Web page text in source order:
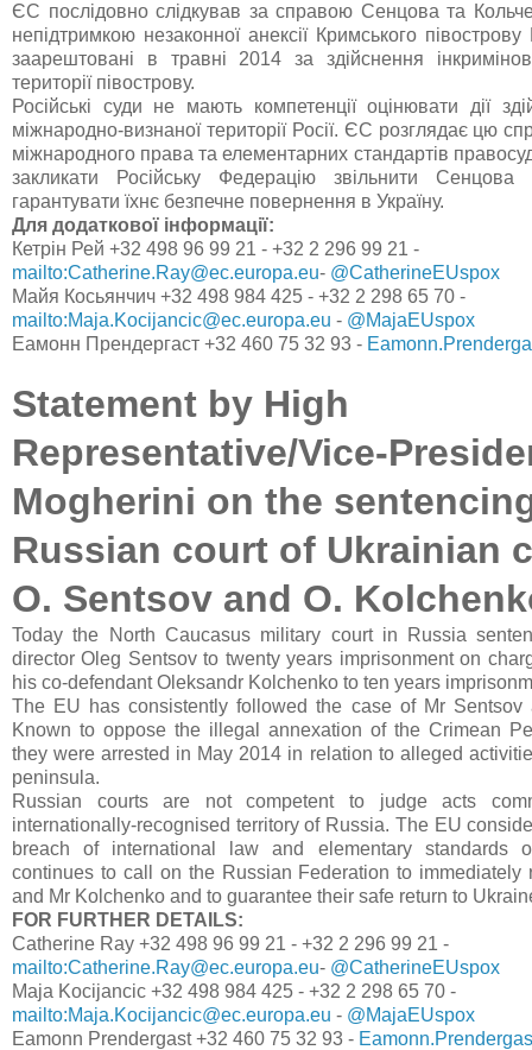
ЄС послідовно слідкував за справою Сенцова та
непідтримкою незаконної анексії Кримського
заарештовані в травні 2014 за здійснення
території півострову.
Російські суди не мають компетенції оцінювати дії
міжнародно-визнаної території Росії. ЄС розглядає цю
міжнародного права та елементарних стандартів
закликати Російську Федерацію звільнити
гарантувати їхнє безпечне повернення в Україну.
Для додаткової інформації:
Кетрін Рей +32 498 96 99 21 - +32 2 296 99 21 -
mailto:Catherine.Ray@ec.europa.eu- @CatherineEUspox
Майя Косьянчич +32 498 984 425 - +32 2 298 65 70 -
mailto:Maja.Kocijancic@ec.europa.eu - @MajaEUspox
Еамонн Прендергаст +32 460 75 32 93 -
Statement by High
Representative/Vice-
Mogherini on the
Russian court of Ukrainian
O. Sentsov and O.
Today the North Caucasusmilitary court in Russia
director Oleg Sentsov to twenty years imprisonment on
his co-defendant Oleksandr Kolchenko to ten years
The EU has consistently followed the case of Mr Sentsov
Known to oppose the illegal annexation of the Crimean
they were arrested in May 2014 in relation to alleged
peninsula.
Russian courts are not competent to judge acts
internationally-recognised territory of Russia. The EU
breach of international law and elementary standards
continues to call on the Russian Federation to immediately
and Mr Kolchenko and to guarantee their safe return to
FOR FURTHER DETAILS:
Catherine Ray +32 498 96 99 21 - +32 2 296 99 21 -
mailto:Catherine.Ray@ec.europa.eu- @CatherineEUspox
Maja Kocijancic +32 498 984 425 - +32 2 298 65 70 -
mailto:Maja.Kocijancic@ec.europa.eu - @MajaEUspox
Eamonn Prendergast +32 460 75 32 93 -